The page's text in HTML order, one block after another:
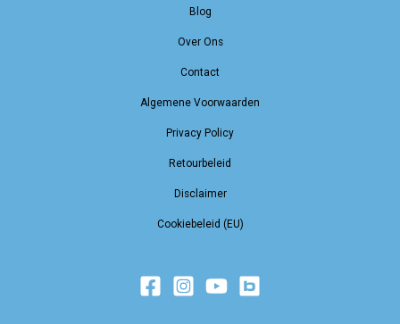
Blog
Over Ons
Contact
Algemene Voorwaarden
Privacy Policy
Retourbeleid
Disclaimer
Cookiebeleid (EU)